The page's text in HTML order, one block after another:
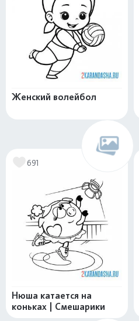
Женский волейбол
691
Нюша катается на
коньках | Смешарики